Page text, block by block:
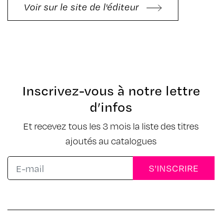
Voir sur le site de l'éditeur
Inscrivez-vous à notre lettre
d’infos
Et recevez tous les 3 mois la liste des titres
ajoutés au catalogues